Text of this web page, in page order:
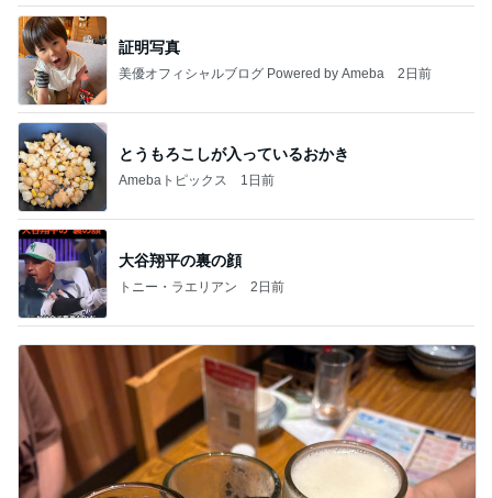
証明写真
美優オフィシャルブログ Powered by Ameba 2日前
とうもろこしが入っているおかき
Amebaトピックス 1日前
大谷翔平の裏の顔
トニー・ラエリアン 2日前